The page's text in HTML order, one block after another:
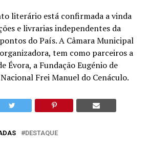
literário está confirmada a vinda
e livrarias independentes da
do País. A Câmara Municipal
tem como parceiros a
Évora, a Fundação Eugénio de
Frei Manuel do Cenáculo.
DESTAQUE